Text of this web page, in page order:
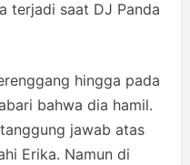
terjadi saat DJ Panda
hingga pada
bahwa dia hamil.
jawab atas
Erika. Namun di